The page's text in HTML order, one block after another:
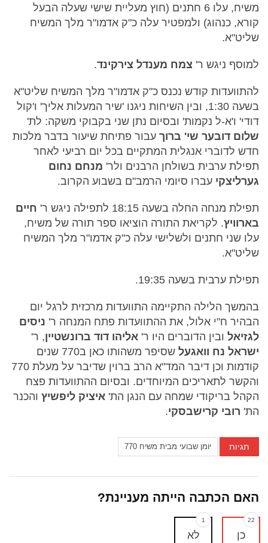
משיח, עלו 6 חתנים (חוץ מעליית שישי שעלה הבעל
קורא, כנהוג) ולמפטיר עלה כ"ק אדמו"ר מלך המשיח
שליט"א.
למוסף ניגש ר' צמח מענדל צירקינד.
להתוועדות קודש נכנס כ"ק אדמו"ר מלך המשיח שליט"א
בשעה 1:30, ובין השיחות ניגנו 'שיר המעלות אליך' ו'קול
דודי' ו'א-ל נקמות' ובסיום נתן שני בקבוקי משקה: לת'
שלום דובער שי' ברוך עבור פתיחת שיעור בדבר מלכות
חדש לדוברי אנגלית המתקיים בכל יום רביעי לאחר
תפילת ערבית בשולחן הרבנים ולר' מנחם נחום
גערליצקי עברו סיומי הרמב"ם בשבוע הקרוב.
תפילת מנחה החלה בשעה 18:15 לתפילה ניגש ר'
חיים
בארוויץ. לקריאת התורה הוציאו ספר תורה של משיח,
עלו שני חתנים ולשלישי עלה כ"ק אדמו"ר מלך המשיח
שליט"א.
תפילת ערבית בשעה 19:35.
בהמשך הלילה התקיימה התוועדות מרכזית לרגל יום
הבהיר ח"י אלול, את ההתוועדות פתח המנחה ר' ניסים
לגזיאל ובין הדוברים היו ר' אליהו דוד ברונשטיין, ר'
ישראל נח וואגעל
שסיפר משהותו כאן ב770 שנים
קודמות וכן דיבר המד"א הרב ברוין שדיבר על מעלת 770
והקשר לתאריכים המיוחדים. ובסיום ההתוועדות פצח
הקהל בריקודי שמחה עם הנגן הת' איציק ליפשיץ והכנר
הת' רובי קרישבסקי.
תגיות יומן שבועי מבית משיח 770
האם הכתבה הייתה מעניינת?
כן
22
לא
1